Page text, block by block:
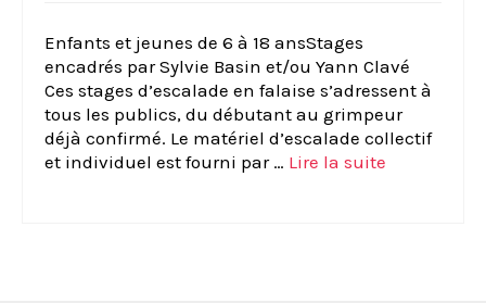
Enfants et jeunes de 6 à 18 ansStages
encadrés par Sylvie Basin et/ou Yann Clavé
Ces stages d’escalade en falaise s’adressent à
tous les publics, du débutant au grimpeur
déjà confirmé. Le matériel d’escalade collectif
et individuel est fourni par … Lire la suite­­